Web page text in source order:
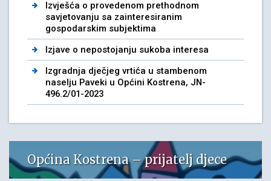
Izvješća o provedenom prethodnom
savjetovanju sa zainteresiranim
gospodarskim subjektima
Izjave o nepostojanju sukoba interesa
Izgradnja dječjeg vrtića u stambenom
naselju Paveki u Općini Kostrena, JN-
496.2/01-2023
Općina Kostrena – prijatelj djece